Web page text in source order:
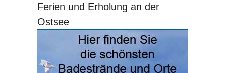
Ferien und Erholung an der
Ostsee